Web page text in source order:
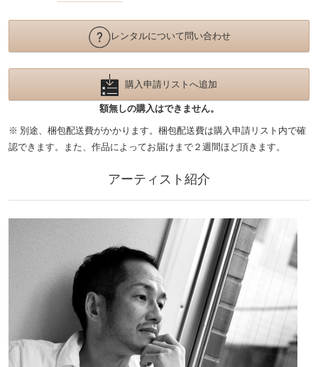
レンタルについて問い合わせ
購入申請リストへ追加
額無しの購入はできません。
※ 別途、梱包配送費がかかります。梱包配送費は購入申請リスト内で確
認できます。また、作品によってお届けまで２週間ほど頂きます。
アーティスト紹介